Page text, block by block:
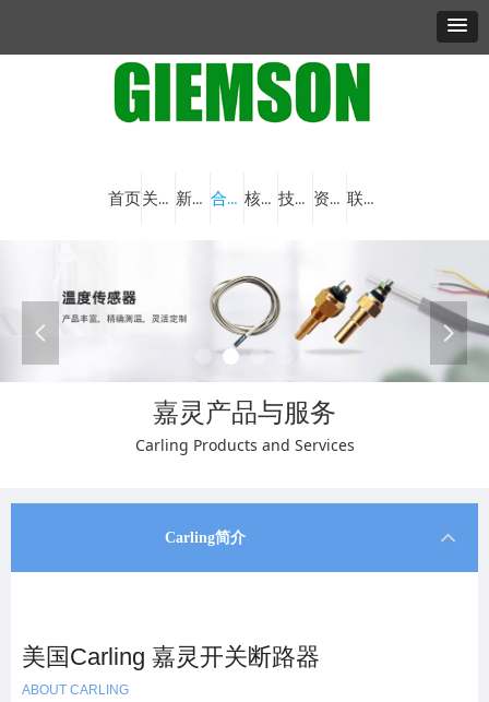
首页 关于我们 新闻资讯 合作品牌 核心产品 技术与创新 资料下载 联系我们
넳 넲
嘉灵产品与服务
Carling Products and Services
Carling简介
美国Carling 嘉灵开关断路器
ABOUT CARLING